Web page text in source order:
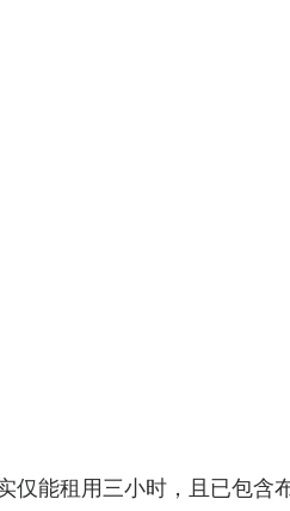
仅能租用三小时，且已包含